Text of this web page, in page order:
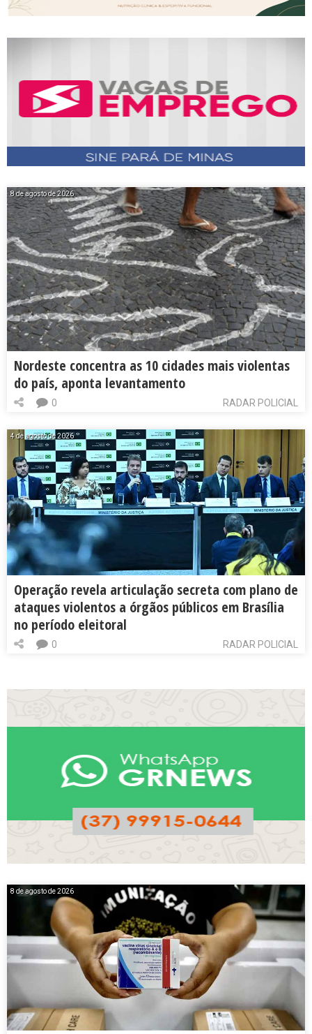
8 de agosto de 2026
Nordeste concentra as 10 cidades mais violentas
do país, aponta levantamento
RADAR POLICIAL
0
4 de agosto de 2026
Operação revela articulação secreta com plano de
ataques violentos a órgãos públicos em Brasília
no período eleitoral
RADAR POLICIAL
0
8 de agosto de 2026